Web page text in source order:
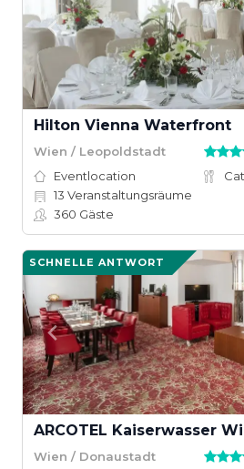
Hilton Vienna Waterfront
Wien / Leopoldstadt
Eventlocation
13 Veranstaltungsräume
360 Gäste
SCHNELLE ANTWORT
ARCOTEL Kaiserwasser
Wien / Donaustadt